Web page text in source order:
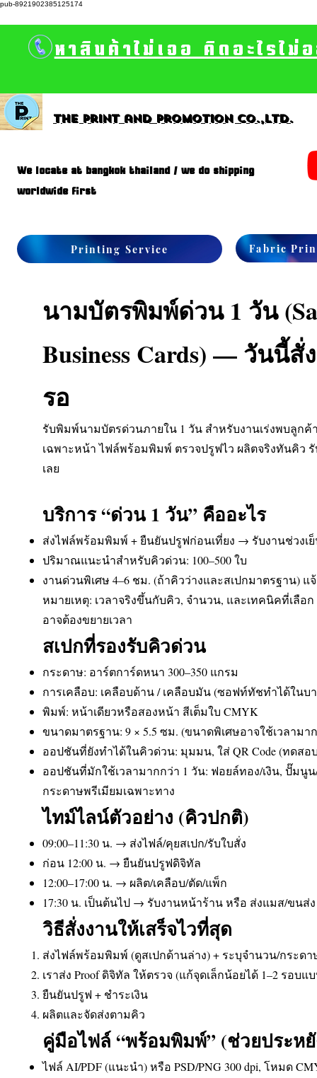
pub-8921902385125174
หาสินค้าไม่เจอ คิดอะไรไ
The print and promotion CO.,Ltd.
We locate at bangkok thailand / we do shipping
worldwide first
Printing Service Fabric
นามบัตรพิมพ์ด่วน 1 วัน
Business Cards) — วันนี้สั่
รอ
รับพิมพ์นามบัตรด่วนภายใน 1 วัน สำหรับงานเร่งพบลูกค้
เฉพาะหน้า ไฟล์พร้อมพิมพ์ ตรวจปรูฟไว ผลิตจริงทันคิว
เลย
บริการ “ด่วน 1 วัน” คืออะไร
ส่งไฟล์พร้อมพิมพ์ + ยืนยันปรูฟก่อนเที่ยง → รับงานช่วงเ
ปริมาณแนะนำสำหรับคิวด่วน: 100–500 ใบ
งานด่วนพิเศษ 4–6 ชม. (ถ้าคิวว่างและสเปกมาตรฐาน) แ
หมายเหตุ: เวลาจริงขึ้นกับคิว, จำนวน, และเทคนิคที่เลือ
อาจต้องขยายเวลา
สเปกที่รองรับคิวด่วน
กระดาษ: อาร์ตการ์ดหนา 300–350 แกรม
การเคลือบ: เคลือบด้าน / เคลือบมัน (ซอฟท์ทัชทำได้ในบ
พิมพ์: หน้าเดียวหรือสองหน้า สีเต็มใบ CMYK
ขนาดมาตรฐาน: 9 × 5.5 ซม. (ขนาดพิเศษอาจใช้เวลามา
ออปชันที่ยังทำได้ในคิวด่วน: มุมมน, ใส่ QR Code (ทดส
ออปชันที่มักใช้เวลามากกว่า 1 วัน: ฟอยล์ทอง/เงิน, ปั๊มนู
กระดาษพรีเมียมเฉพาะทาง
ไทม์ไลน์ตัวอย่าง (คิวปกติ)
09:00–11:30 น. → ส่งไฟล์/คุยสเปก/รับใบสั่ง
ก่อน 12:00 น. → ยืนยันปรูฟดิจิทัล
12:00–17:00 น. → ผลิต/เคลือบ/ตัด/แพ็ก
17:30 น. เป็นต้นไป → รับงานหน้าร้าน หรือ ส่งแมส/ขนส่ง
วิธีสั่งงานให้เสร็จไวที่สุด
ส่งไฟล์พร้อมพิมพ์ (ดูสเปกด้านล่าง) + ระบุจำนวน/กระดา
เราส่ง Proof ดิจิทัล ให้ตรวจ (แก้จุดเล็กน้อยได้ 1–2 รอบแ
ยืนยันปรูฟ + ชำระเงิน
ผลิตและจัดส่งตามคิว
คู่มือไฟล์ “พร้อมพิมพ์” (ช่วยประห
ไฟล์ AI/PDF (แนะนำ) หรือ PSD/PNG 300 dpi, โหมด